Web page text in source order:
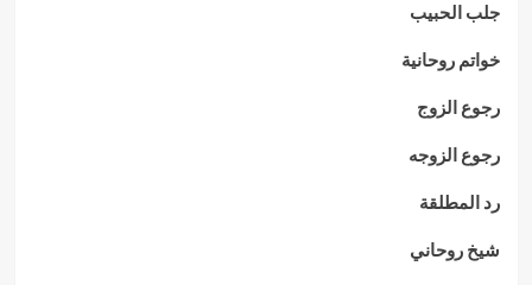
جلب الحبيب
خواتم روحانية
رجوع الزوج
رجوع الزوجه
رد المطلقة
شيخ روحاني